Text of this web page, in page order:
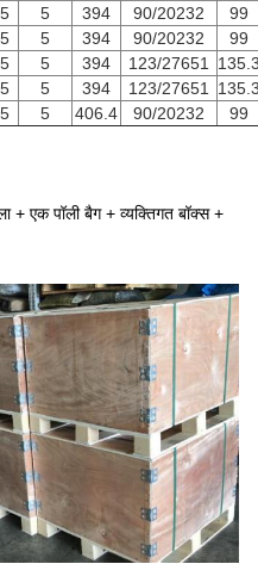
5 394 90/20232
99
5 394 90/20232
99
5 394 123/27651
5 394 123/27651
5 406.4 90/20232 99
+ एक पॉली बैग + व्यक्तिगत बॉक्स +